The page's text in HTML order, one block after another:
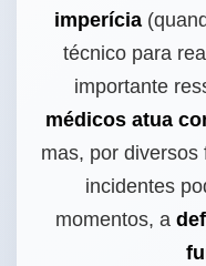
imperícia
técnico para
importante
médicos atua
mas, por diversos
incidentes
momentos, a